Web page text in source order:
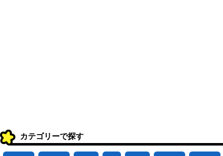
カテゴリーで探す